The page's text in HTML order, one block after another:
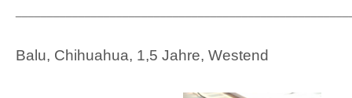
Balu, Chihuahua, 1,5 Jahre, Westend